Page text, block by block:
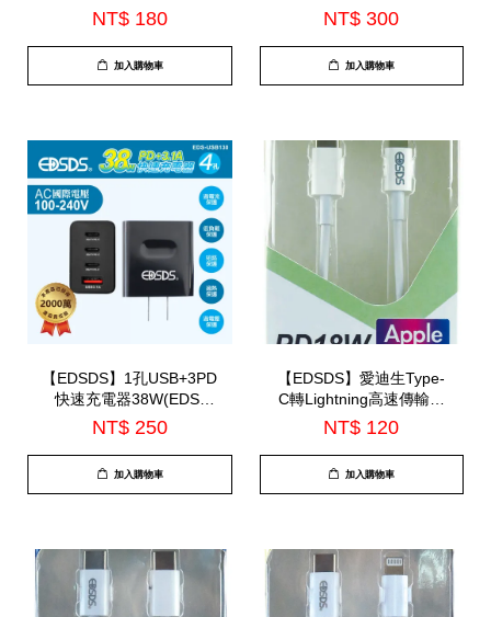
200CM(XYFWL2004CC)
NT$ 180
加入購物車
(TS-USB171)
NT$ 300
加入購物車
【EDSDS】1孔USB+3PD
快速充電器38W(EDS-
USB130)
NT$ 250
加入購物車
【EDSDS】愛迪生Type-
C轉Lightning高速傳輸充
電線150cm(EDS-J877)
NT$ 120
加入購物車